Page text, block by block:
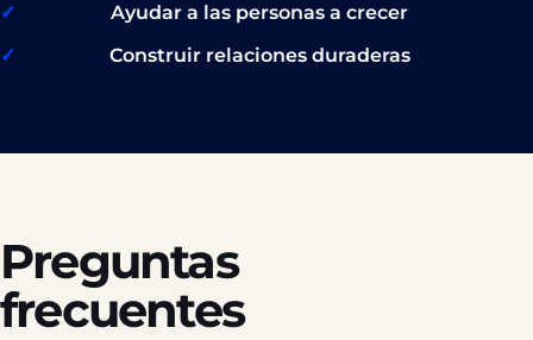
Ayudar a las personas a crecer
Construir relaciones duraderas
Preguntas
frecuentes